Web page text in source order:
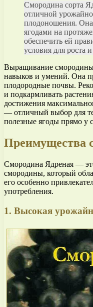
Смородина сорта
отличной
плодоношения.
ягодами на
обеспечить ей
условия для роста
Выращивание смородины
навыков и умений. Она
плодородные почвы.
и подкармливать
достижения
— отличный выбор для
полезные ягоды прямо у
Преимущества
Смородина Ядреная —
смородины, который
его особенно
употребления.
1. Высокая